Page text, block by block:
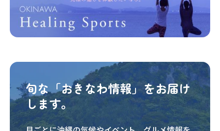
旬な「おきなわ情報」をお届け
します。